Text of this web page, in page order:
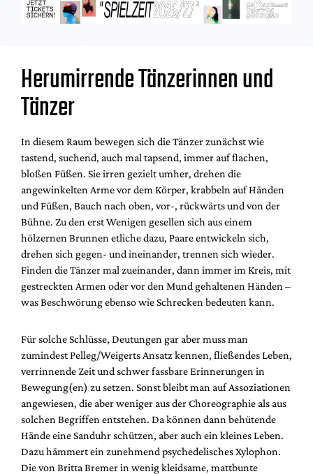
Herumirrende Tänzerinnenund
Tänzer
In diesem Raum bewegen sich die Tänzer zunächst wie
tastend, suchend, auch mal tapsend, immer auf flachen,
bloßen Füßen. Sie irren gezielt umher, drehen die
angewinkelten Arme vor dem Körper, krabbeln auf Händen
und Füßen, Bauch nach oben, vor-, rückwärts und von der
Bühne. Zu den erst Wenigen gesellen sich aus einem
hölzernen Brunnen etliche dazu, Paare entwickeln sich,
drehen sich gegen- und ineinander, trennen sich wieder.
Finden die Tänzer mal zueinander, dann immer im Kreis, mit
gestreckten Armen oder vor den Mund gehaltenen Händen –
was Beschwörung ebenso wie Schrecken bedeuten kann.
Für solche Schlüsse, Deutungen gar aber muss man
zumindest Pelleg/Weigerts Ansatz kennen, fließendes Leben,
verrinnende Zeit und schwer fassbare Erinnerungen in
Bewegung(en) zu setzen. Sonst bleibt man auf Assoziationen
angewiesen, die aber weniger aus der Choreographie als aus
solchen Begriffen entstehen. Da können dann behütende
Hände eine Sanduhr schützen, aber auch ein kleines Leben.
Dazu hämmert ein zunehmend psychedelisches Xylophon.
Die von Britta Bremer in wenig kleidsame, mattbunte